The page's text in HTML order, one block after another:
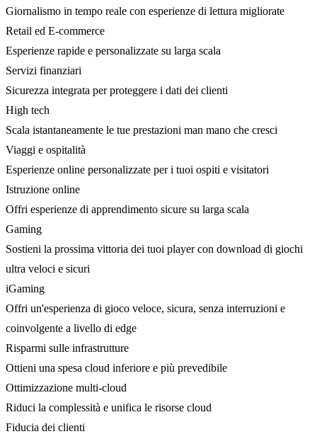
Giornalismo in tempo reale con esperienze di lettura migliorate
Retail ed E-commerce
Esperienze rapide e personalizzate su larga scala
Servizi finanziari
Sicurezza integrata per proteggere i dati dei clienti
High tech
Scala istantaneamente le tue prestazioni man mano che cresci
Viaggi e ospitalità
Esperienze online personalizzate per i tuoi ospiti e visitatori
Istruzione online
Offri esperienze di apprendimento sicure su larga scala
Gaming
Sostieni la prossima vittoria dei tuoi player con download di giochi
ultra veloci e sicuri
iGaming
Offri un'esperienza di gioco veloce, sicura, senza interruzioni e
coinvolgente a livello di edge
Risparmi sulle infrastrutture
Ottieni una spesa cloud inferiore e più prevedibile
Ottimizzazione multi-cloud
Riduci la complessità e unifica le risorse cloud
Fiducia dei clienti